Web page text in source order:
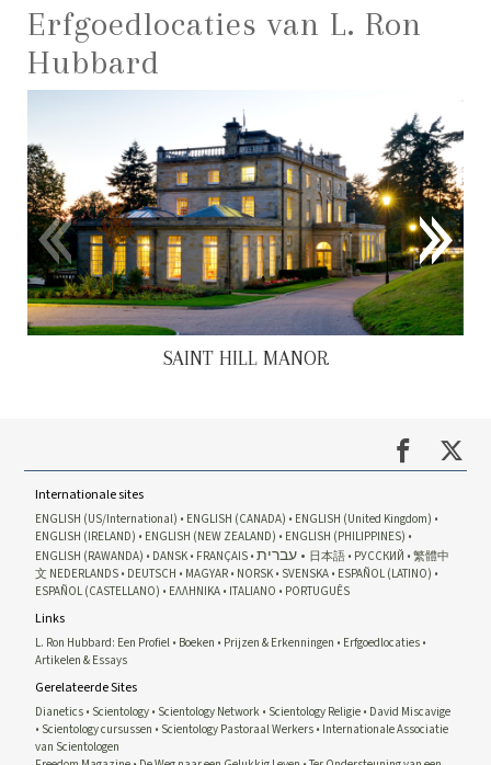
Erfgoedlocaties van L. Ron
Hubbard
SAINT HILL MANOR
Internationale sites
ENGLISH (US/International) ENGLISH (CANADA)
ENGLISH (United Kingdom)
ENGLISH (IRELAND)
ENGLISH (NEW ZEALAND)
ENGLISH (PHILIPPINES)
ENGLISH (RAWANDA)
DANSK FRANÇAIS עברית 日本語 РУССКИЙ
繁體中
文 NEDERLANDS DEUTSCH MAGYAR NORSK SVENSKA ESPAÑOL (LATINO)
ESPAÑOL (CASTELLANO)
ΕΛΛΗΝΙΚA ITALIANO PORTUGUÊS
Links
L. Ron Hubbard: Een Profiel Boeken Prijzen & Erkenningen
Erfgoedlocaties
Artikelen & Essays
Gerelateerde Sites
Dianetics Scientology Scientology Network Scientology Religie David Miscavige
Scientology cursussen
Scientology Pastoraal Werkers Internationale Associatie
van Scientologen